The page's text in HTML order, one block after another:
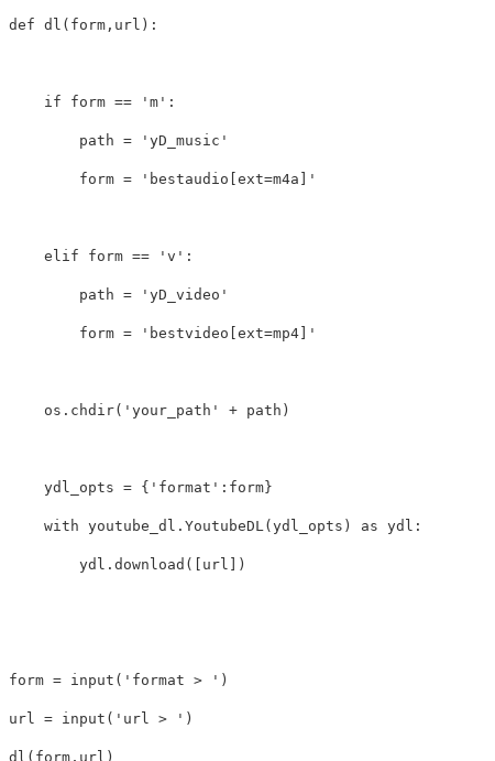
def dl ( form , url ):
if form == 'm' :
path = 'yD_music'
form = 'bestaudio[ext=m4a]'
elif form == 'v' :
path = 'yD_video'
form = 'bestvideo[ext=mp4]'
os . chdir( 'your_path' + path )
ydl_opts = { 'format' : form}
with youtube_dl . YoutubeDL (ydl_opts ) as ydl :
ydl . download ([ url ])
form = input ( 'format > ' )
url = input ( 'url > ' )
dl ( form , url )